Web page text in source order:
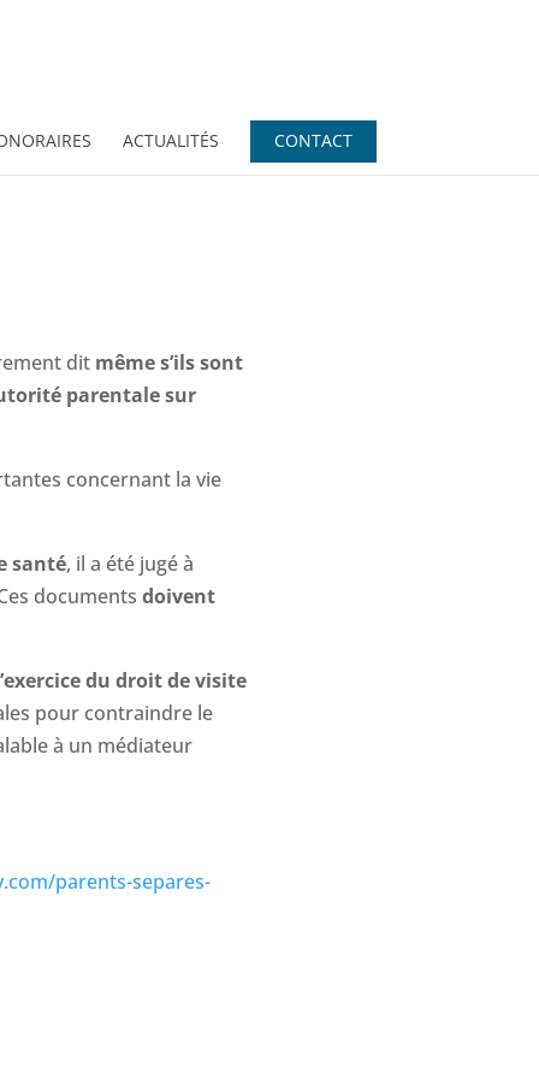
ACTUALITÉS CONTACT
dit même s’ils sont
parentale sur
concernant la vie
santé, il a été jugé à
documents doivent
du droit de visite
pour contraindre le
à un médiateur
parents-separes-